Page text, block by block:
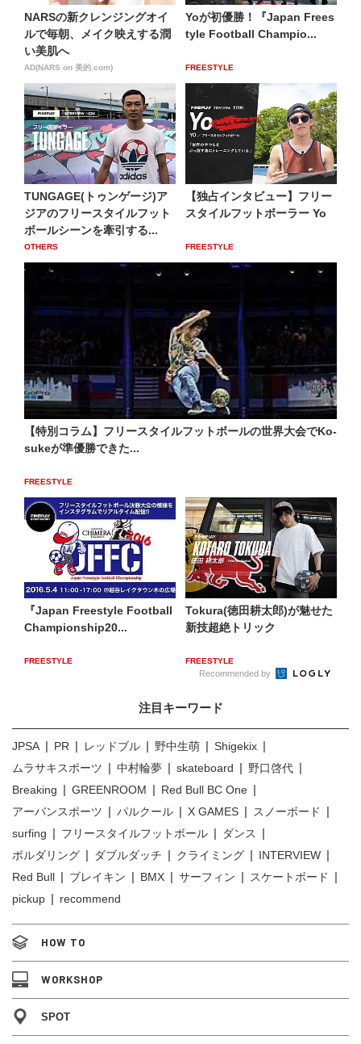
NARSの新クレンジングオイ
ルで毎朝、メイク映えする潤
い美肌へ
AD(NARS on 美的.com)
Yoが初優勝！『Japan Frees
tyle Football Champio...
FREESTYLE
TUNGAGE(トゥンゲージ)ア
ジアのフリースタイルフット
ボールシーンを牽引する...
OTHERS
【独占インタビュー】フリー
スタイルフットボーラー Yo
FREESTYLE
【特別コラム】フリースタイルフットボールの世界大会でKo-
sukeが準優勝できた...
FREESTYLE
『Japan Freestyle Football
Championship20...
FREESTYLE
Tokura(徳田耕太郎)が魅せた
新技超絶トリック
FREESTYLE
Recommended by
注目キーワード
JPSA PR レッドブル 野中生萌
Shigekix
ムラサキスポーツ
中村輪夢 skateboard
野口啓代
Breaking
GREENROOM
Red Bull BC One
アーバンスポーツ
パルクール X GAMES
スノーボード
surfing
フリースタイルフットボール
ダンス
ボルダリング
ダブルダッチ クライミング
INTERVIEW
Red Bull
ブレイキン BMX サーフィン
スケートボード
pickup
recommend
HOW TO
WORKSHOP
SPOT